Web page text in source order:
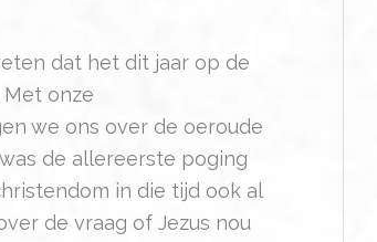
dat het dit jaar op de
onze
we ons over de oeroude
de allereerste poging
in die tijd ook al
de vraag of Jezus nou